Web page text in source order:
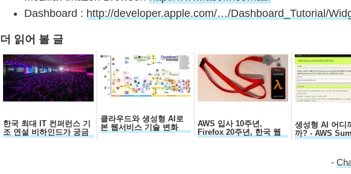
Dashboard : http://developer.apple.com/…/Dashboard_Tutorial/
더 읽어 볼 글
한국 최대 IT 컨퍼런스 기
조 연설 비하인드가 궁금
하세요?
클라우드와 생성형 AI로
본 웹서비스 기술 변화
AWS 입사 10주년,
Firefox 20주년, 한국 웹
30주년...
생성형 AI 어디
까? - AWS
요약
-